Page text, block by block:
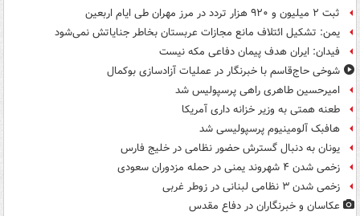
ثبت ۲ میلیون و ۹۲۰ هزار تردد در مرز مهران طی ایام اربعین
یمن: تشکیل ائتلاف مانع مجازات عربستان بخاطر جنایاتش نمی‌شود
فیدان: ایران هدف پیمان دفاعی مکه نیست
شوخی حاج‌قاسم با خبرنگار در عملیات آزادسازی بوکمال
امیرحسین طاهری راهی پرسپولیس شد
طعنه همتی به وزیر خزانه داری آمریکا
هافبک آلومینیوم پرسپولیسی شد
یونان به دنبال گسترش حضور نظامی در خلیج فارس
زخمی شدن ۴ شهروند یمنی در حمله مزدوران سعودی
زخمی شدن ۳ نظامی لبنانی در زوطر غربی
عکاسان و خبرنگاران در دفاع مقدس